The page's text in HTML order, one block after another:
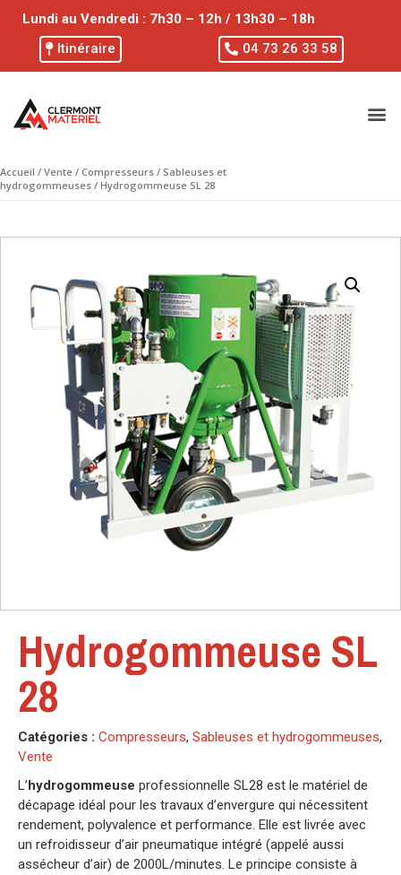
Lundi au Vendredi : 7h30 – 12h / 13h30 – 18h
Itinéraire
04 73 26 33 58
Accueil / Vente / Compresseurs / Sableuses et
hydrogommeuses / Hydrogommeuse SL 28
Hydrogommeuse SL
28
Catégories : Compresseurs, Sableuses et hydrogommeuses,
Vente
L’hydrogommeuse professionnelle SL28 est le matériel de
décapage idéal pour les travaux d’envergure qui nécessitent
rendement, polyvalence et performance. Elle est livrée avec
un refroidisseur d’air pneumatique intégré (appelé aussi
assécheur d’air) de 2000L/minutes. Le principe consiste à